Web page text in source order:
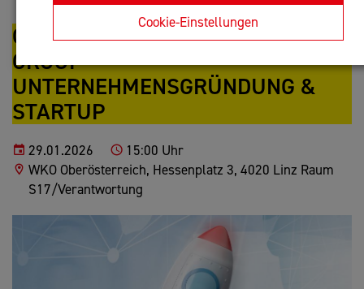
Cookie-Einstellungen
QUARTALSMEETING DER EXPERTS
GROUP
UNTERNEHMENSGRÜNDUNG &
STARTUP
29.01.2026
15:00 Uhr
WKO Oberösterreich, Hessenplatz 3, 4020 Linz Raum
S17/Verantwortung